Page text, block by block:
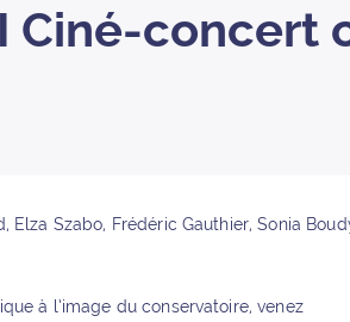
I Ciné-concert
Elza Szabo, Frédéric Gauthier, Sonia
à l’image du conservatoire, venez